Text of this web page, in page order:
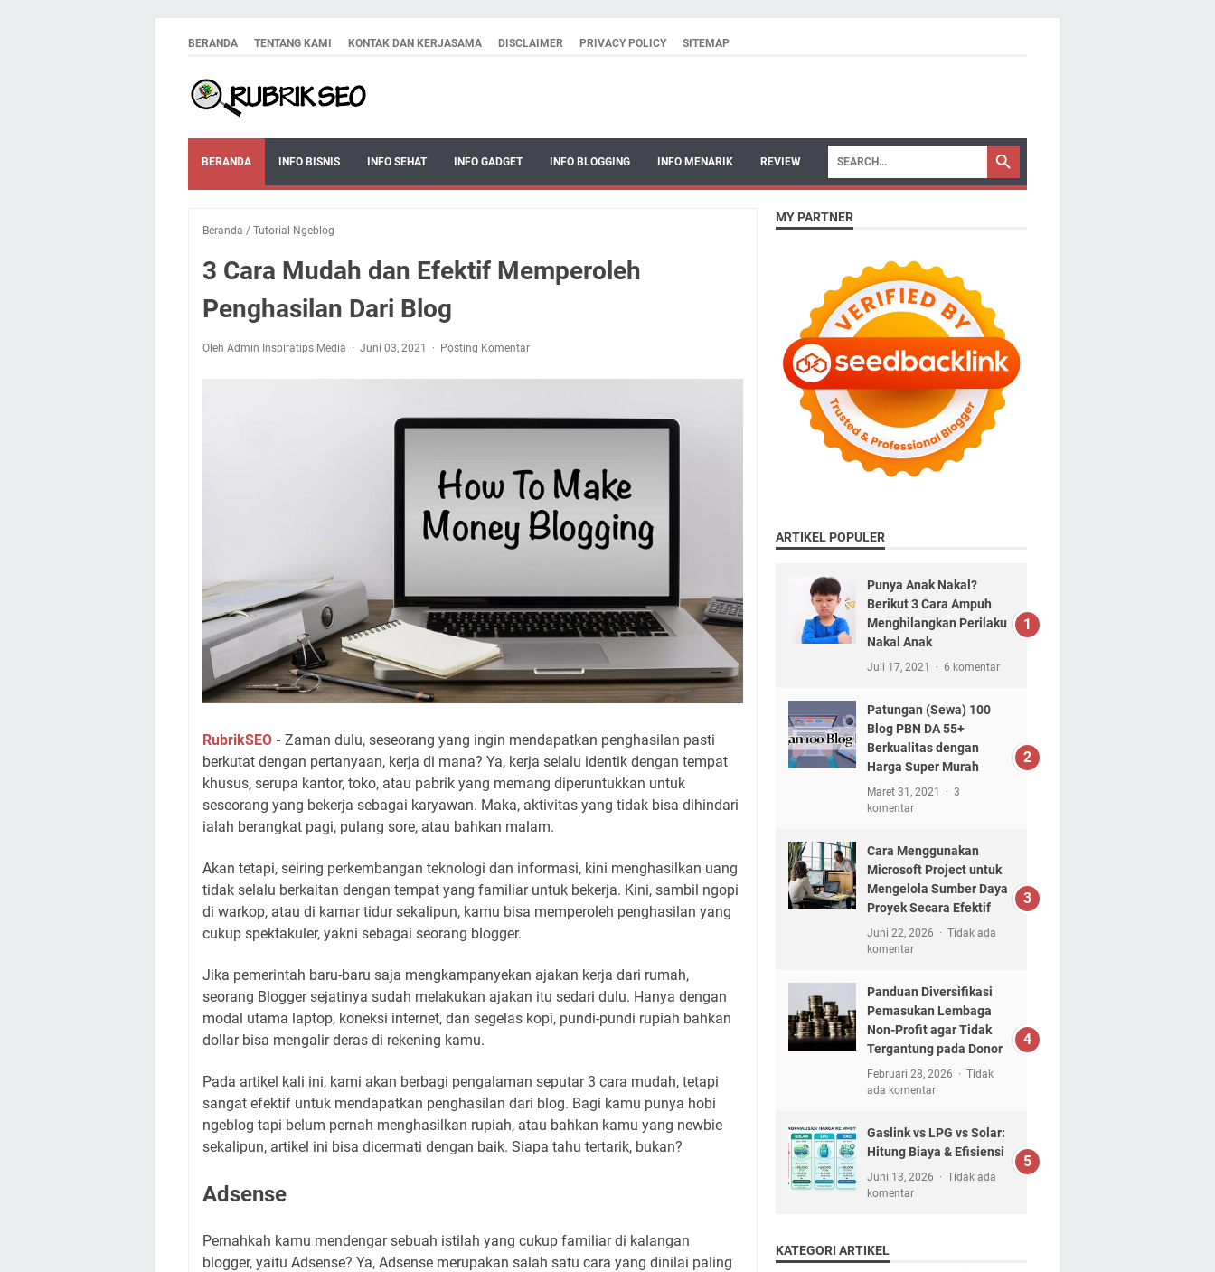
BERANDA TENTANG KAMI KONTAK DAN KERJASAMA DISCLAIMER PRIVACY POLICY SITEMAP
BERANDA INFO BISNIS INFO SEHAT INFO GADGET INFO BLOGGING INFO MENARIK REVIEW
Beranda / Tutorial Ngeblog
3 Cara Mudah dan Efektif Memperoleh
Penghasilan Dari Blog
Oleh Admin Inspiratips Media Juni 03, 2021 Posting Komentar
RubrikSEO - Zaman dulu, seseorang yang ingin mendapatkan penghasilan pasti
berkutat dengan pertanyaan, kerja di mana? Ya, kerja selalu identik dengan tempat
khusus, serupa kantor, toko, atau pabrik yang memang diperuntukkan untuk
seseorang yang bekerja sebagai karyawan. Maka, aktivitas yang tidak bisa dihindari
ialah berangkat pagi, pulang sore, atau bahkan malam.
Akan tetapi, seiring perkembangan teknologi dan informasi, kini menghasilkan uang
tidak selalu berkaitan dengan tempat yang familiar untuk bekerja. Kini, sambil ngopi
di warkop, atau di kamar tidur sekalipun, kamu bisa memperoleh penghasilan yang
cukup spektakuler, yakni sebagai seorang blogger.
Jika pemerintah baru-baru saja mengkampanyekan ajakan kerja dari rumah,
seorang Blogger sejatinya sudah melakukan ajakan itu sedari dulu. Hanya dengan
modal utama laptop, koneksi internet, dan segelas kopi, pundi-pundi rupiah bahkan
dollar bisa mengalir deras di rekening kamu.
Pada artikel kali ini, kami akan berbagi pengalaman seputar 3 cara mudah, tetapi
sangat efektif untuk mendapatkan penghasilan dari blog. Bagi kamu punya hobi
ngeblog tapi belum pernah menghasilkan rupiah, atau bahkan kamu yang newbie
sekalipun, artikel ini bisa dicermati dengan baik. Siapa tahu tertarik, bukan?
Adsense
Pernahkah kamu mendengar sebuah istilah yang cukup familiar di kalangan
blogger, yaitu Adsense? Ya, Adsense merupakan salah satu cara yang dinilai paling
MY PARTNER
ARTIKEL POPULER
Punya Anak Nakal?
Berikut 3 Cara Ampuh
Menghilangkan Perilaku
Nakal Anak
Juli 17, 2021 6 komentar
Patungan (Sewa) 100
Blog PBN DA 55+
Berkualitas dengan
Harga Super Murah
Maret 31, 2021
3
komentar
Cara Menggunakan
Microsoft Project untuk
Mengelola Sumber Daya
Proyek Secara Efektif
Juni 22, 2026
Tidak ada
komentar
Panduan Diversifikasi
Pemasukan Lembaga
Non-Profit agar Tidak
Tergantung pada Donor
Februari 28, 2026
Tidak
ada komentar
Gaslink vs LPG vs Solar:
Hitung Biaya & Efisiensi
Juni 13, 2026
Tidak ada
komentar
KATEGORI ARTIKEL